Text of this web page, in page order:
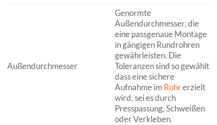
Außendurchmesser
Genormte
Außendurchmesser, die
eine passgenaue Montage
in gängigen Rundrohren
gewährleisten. Die
Toleranzen sind so gewählt,
dass eine sichere
Aufnahme im Rohrerzielt
wird, sei es durch
Presspassung, Schweißen
oder Verkleben.